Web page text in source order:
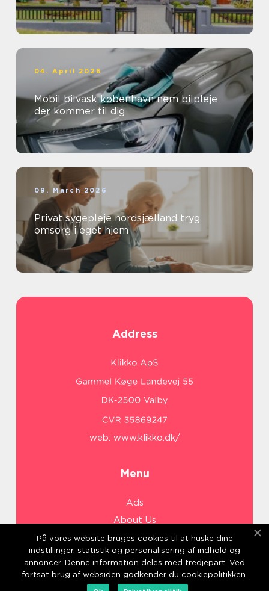
04. April 2026
Mobil bilvask københavn nem bilpleje
der kommer til dig
09. March 2026
Privat sygepleje nordsjælland tryg
omsorg i eget hjem
Address
web: www.klikko.dk/
Menu
Ads
About Us
Cookies
Contact
Sitemap
På vores website bruges cookies til at huske dine
indstillinger, statistik og personalisering af indhold og
annoncer. Denne information deles med tredjepart. Ved
fortsat brug af websiden godkender du cookiepolitikken.